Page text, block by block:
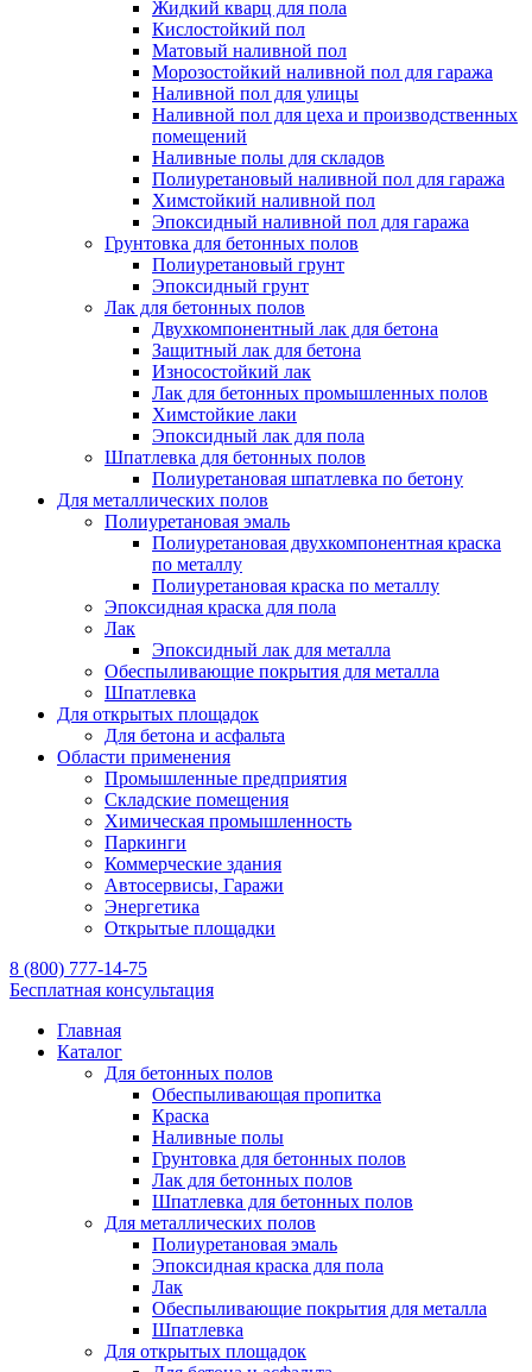
Жидкий кварц для пола
Кислостойкий пол
Матовый наливной пол
Морозостойкий наливной пол для гаража
Наливной пол для улицы
Наливной пол для цеха и производственных
помещений
Наливные полы для складов
Полиуретановый наливной пол для гаража
Химстойкий наливной пол
Эпоксидный наливной пол для гаража
Грунтовка для бетонных полов
Полиуретановый грунт
Эпоксидный грунт
Лак для бетонных полов
Двухкомпонентный лак для бетона
Защитный лак для бетона
Износостойкий лак
Лак для бетонных промышленных полов
Химстойкие лаки
Эпоксидный лак для пола
Шпатлевка для бетонных полов
Полиуретановая шпатлевка по бетону
Для металлических полов
Полиуретановая эмаль
Полиуретановая двухкомпонентная краска
по металлу
Полиуретановая краска по металлу
Эпоксидная краска для пола
Лак
Эпоксидный лак для металла
Обеспыливающие покрытия для металла
Шпатлевка
Для открытых площадок
Для бетона и асфальта
Области применения
Промышленные предприятия
Складские помещения
Химическая промышленность
Паркинги
Коммерческие здания
Автосервисы, Гаражи
Энергетика
Открытые площадки
8 (800) 777-14-75
Бесплатная консультация
Главная
Каталог
Для бетонных полов
Обеспыливающая пропитка
Краска
Наливные полы
Грунтовка для бетонных полов
Лак для бетонных полов
Шпатлевка для бетонных полов
Для металлических полов
Полиуретановая эмаль
Эпоксидная краска для пола
Лак
Обеспыливающие покрытия для металла
Шпатлевка
Для открытых площадок